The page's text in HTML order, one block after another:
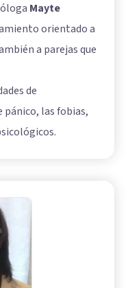
Mayte
orientado a
a parejas que
de
lasfobias,